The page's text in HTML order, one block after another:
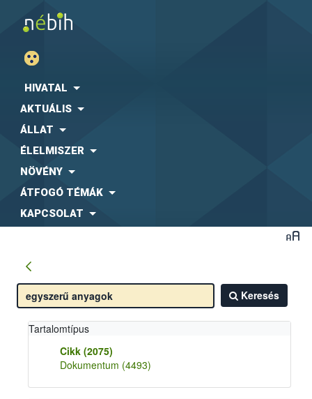
HIVATAL
AKTUÁLIS
ÁLLAT
ÉLELMISZER
NÖVÉNY
ÁTFOGÓ TÉMÁK
KAPCSOLAT
Keresés
Tartalomtípus
Cikk (2075)
Dokumentum (4493)